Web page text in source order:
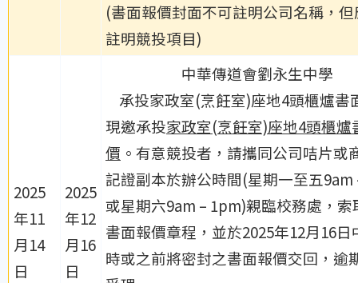
(書面報價封面不可註明公司名稱，
註明競投項目)
2025
年11
月14
日
2025
年12
月16
日
中華傳道會劉永生中學
承投家政室(烹飪室)座地4頭櫃爐書
現邀承投家政室(烹飪室)座地4頭櫃爐
價 。有意競投者，請攜同公司咭片或
記證副本於辦公時間(星期一至五9am
或星期六9am – 1pm)親臨校務處，索
書面報價章程，並於2025年12月16日
時或之前將密封之書面報價交回，逾